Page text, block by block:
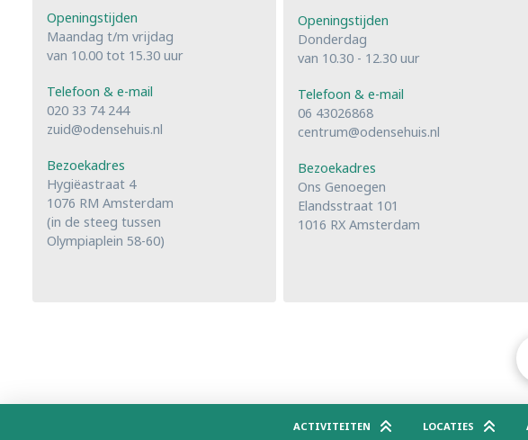
Openingstijden
Maandag t/m vrijdag
van 10.00 tot 15.30 uur
Telefoon & e-mail
020 33 74 244
zuid@odensehuis.nl
Bezoekadres
Hygiëastraat 4
1076 RM Amsterdam
(in de steeg tussen
Olympiaplein 58-60)
Openingstijden
Donderdag
van 10.30 - 12.30 uur
Telefoon & e-mail
06 43026868
centrum@odensehuis.nl
Bezoekadres
Ons Genoegen
Elandsstraat 101
1016 RX Amsterdam
ACTIVITEITEN LOCATIES